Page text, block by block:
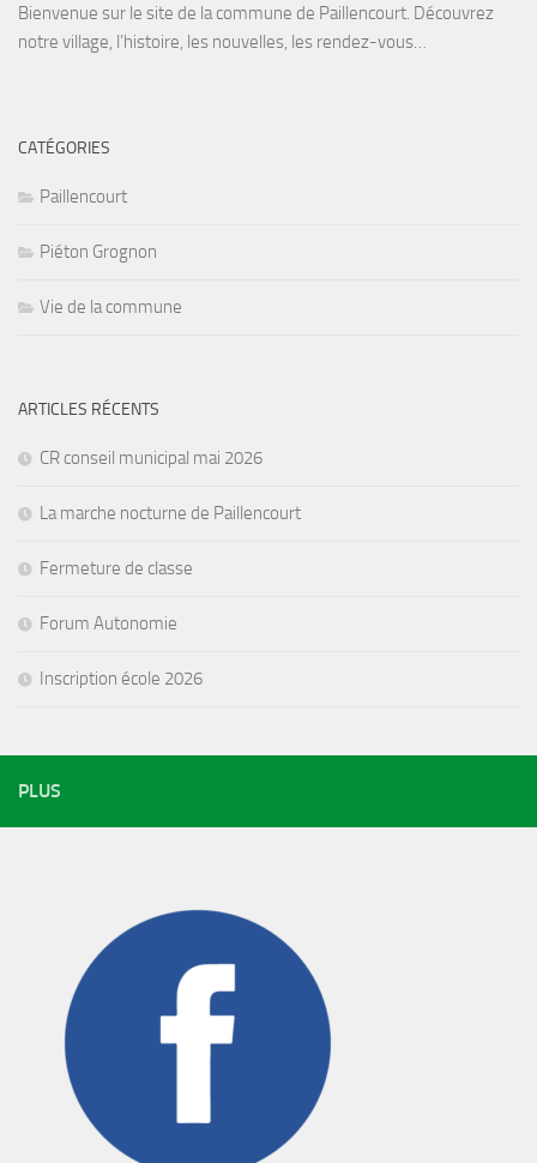
Bienvenue sur le site de la commune de Paillencourt. Découvrez
notre village, l’histoire, les nouvelles, les rendez-vous…
CATÉGORIES
Paillencourt
Piéton Grognon
Vie de la commune
ARTICLES RÉCENTS
CR conseil municipal mai 2026
La marche nocturne de Paillencourt
Fermeture de classe
Forum Autonomie
Inscription école 2026
PLUS